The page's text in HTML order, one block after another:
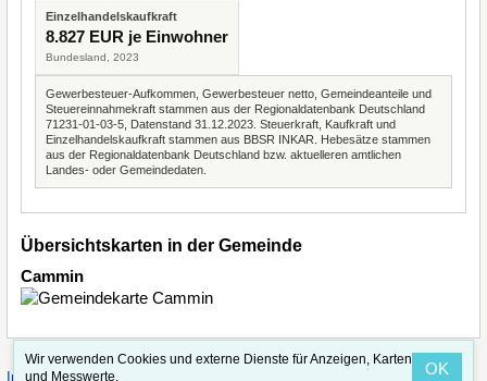
Einzelhandelskaufkraft
8.827 EUR je Einwohner
Bundesland, 2023
Gewerbesteuer-Aufkommen, Gewerbesteuer netto, Gemeindeanteile und
Steuereinnahmekraft stammen aus der Regionaldatenbank Deutschland
71231-01-03-5, Datenstand 31.12.2023. Steuerkraft, Kaufkraft und
Einzelhandelskaufkraft stammen aus BBSR INKAR. Hebesätze stammen
aus der Regionaldatenbank Deutschland bzw. aktuelleren amtlichen
Landes- oder Gemeindedaten.
Übersichtskarten in der Gemeinde
Cammin
Impressum·Straßenindex
Wir verwenden Cookies und externe Dienste für Anzeigen, Karten
und Messwerte.
OK